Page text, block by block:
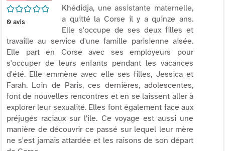
/5
0 avis
Khédidja, une assistante maternelle,
a quitté la Corse il y a quinze ans.
Elle s'occupe de ses deux filles et
travaille au service d'une famille parisienne aisée.
Elle part en Corse avec ses employeurs pour
s'occuper de leurs enfants pendant les vacances
d'été. Elle emmène avec elle ses filles, Jessica et
Farah. Loin de Paris, ces dernières, adolescentes,
font de nouvelles rencontres et en se laissent aller à
explorer leur sexualité. Elles font également face aux
préjugés raciaux sur l'île. Ce voyage est aussi une
manière de découvrir ce passé sur lequel leur mère
ne s'est jamais attardée et les raisons de son départ